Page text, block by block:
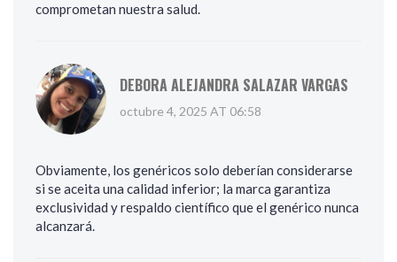
comprometan nuestra salud.
DEBORA ALEJANDRA SALAZAR VARGAS
octubre 4, 2025 AT 06:58
Obviamente, los genéricos solo deberían considerarse
si se aceita una calidad inferior; la marca garantiza
exclusividad y respaldo científico que el genérico nunca
alcanzará.